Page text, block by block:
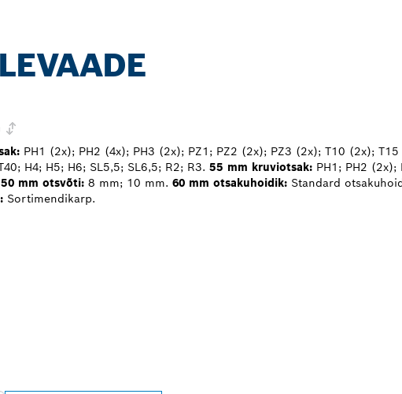
PH1 (2x); PH2 (4x); PH3 (2x); PZ1; PZ2 (2x); PZ3 (2x); T10 (2x);
H4; H5; H6; SL5,5; SL6,5; R2; R3. 55 mm kruviotsak: PH1; PH2 (2x);
50 mm otsvõti: 8 mm; 10 mm. 60 mm otsakuhoidik: Standard
Sortimendikarp.